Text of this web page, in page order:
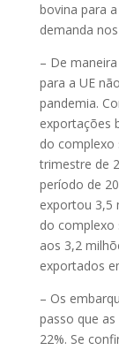
bovina para
demanda
– De
para a UE
pandemia.
exportações
do complexo
trimestre de
período de
exportou 3,5
do complexo
aos 3,2
exportados
– Os
passo que
22%. Se